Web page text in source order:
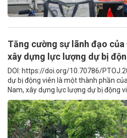
Tăng cường sự lãnh đạo
xây dựng lực lượng dự bị
DOI: https://doi.org/10.70786/
dự bị động viên là một thành phần
Nam, xây dựng lực lượng dự bị động